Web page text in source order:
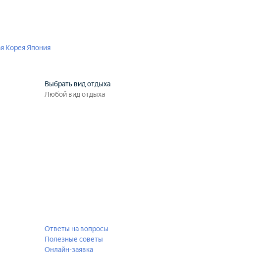
Корея Япония
Выбрать вид отдыха
Ответы на вопросы
Полезные советы
Онлайн-заявка